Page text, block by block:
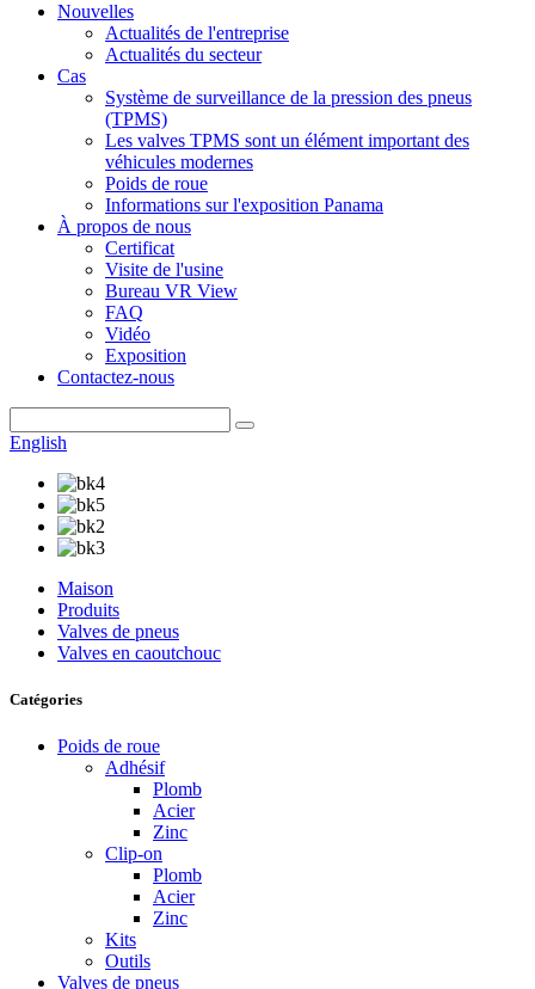
Nouvelles
Actualités de l'entreprise
Actualités du secteur
Cas
Système de surveillance de la pression des pneus
(TPMS)
Les valves TPMS sont un élément important des
véhicules modernes
Poids de roue
Informations sur l'exposition Panama
À propos de nous
Certificat
Visite de l'usine
Bureau VR View
FAQ
Vidéo
Exposition
Contactez-nous
English
Maison
Produits
Valves de pneus
Valves en caoutchouc
Catégories
Poids de roue
Adhésif
Plomb
Acier
Zinc
Clip-on
Plomb
Acier
Zinc
Kits
Outils
Valves de pneus